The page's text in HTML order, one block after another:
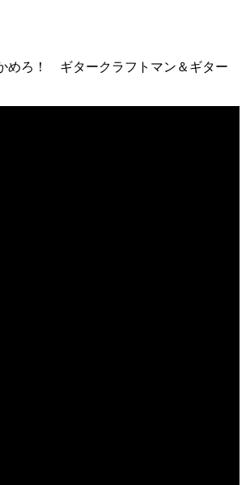
めろ！ ギタークラフトマン＆ギター